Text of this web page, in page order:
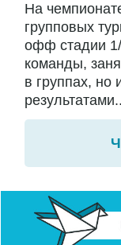
На
групповых
офф стадии
команды,
в группах, но